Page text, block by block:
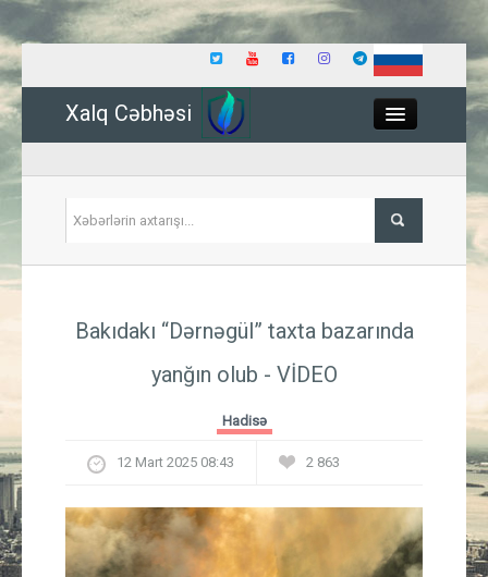
Xalq Cəbhəsi
İqtisadiyyat
Güney Azərbaycan
Mədəniyyət
Bakıdakı “Dərnəgül” taxta bazarında
yanğın olub - VİDEO
Hadisə
12 Mart 2025 08:43 2 863